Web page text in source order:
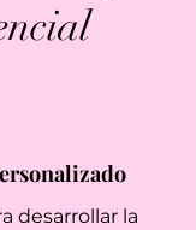
desarrollar la